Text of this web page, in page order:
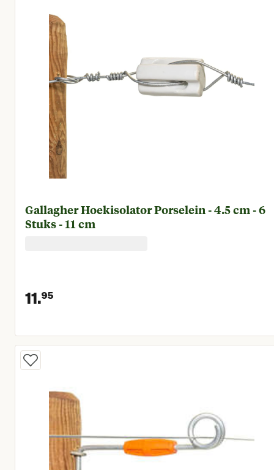
Gallagher Hoekisolator Porselein - 4.5 cm - 6
Stuks - 11 cm
11.95
Huidige prijs € 11,95